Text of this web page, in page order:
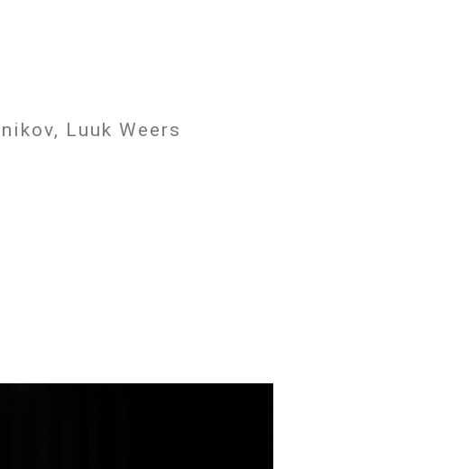
Luuk Weers